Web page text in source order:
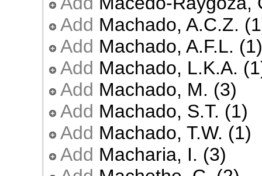
Add Machado, A.C.Z.
Add Machado, A.F.L. (1)
Add Machado, L.K.A.
Add Machado, M. (3)
Add Machado, S.T. (1)
Add Machado, T.W. (1)
Add Macharia, I. (3)